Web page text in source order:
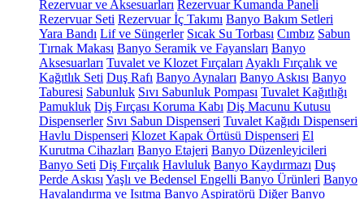
Rezervuar ve Aksesuarları Rezervuar Kumanda Paneli
Rezervuar Seti Rezervuar İç Takımı Banyo Bakım Setleri
Yara Bandı Lif ve Süngerler Sıcak Su Torbası Cımbız Sabun
Tırnak Makası Banyo Seramik ve Fayansları Banyo
Aksesuarları Tuvalet ve Klozet Fırçaları Ayaklı Fırçalık ve
Kağıtlık Seti Duş Rafı Banyo Aynaları Banyo Askısı Banyo
Taburesi Sabunluk Sıvı Sabunluk Pompası Tuvalet Kağıtlığı
Pamukluk Diş Fırçası Koruma Kabı Diş Macunu Kutusu
Dispenserler Sıvı Sabun Dispenseri Tuvalet Kağıdı Dispenseri
Havlu Dispenseri Klozet Kapak Örtüsü Dispenseri El
Kurutma Cihazları Banyo Etajeri Banyo Düzenleyicileri
Banyo Seti Diş Fırçalık Havluluk Banyo Kaydırmazı Duş
Perde Askısı Yaşlı ve Bedensel Engelli Banyo Ürünleri Banyo
Havalandırma ve Isıtma Banyo Aspiratörü Diğer Banyo